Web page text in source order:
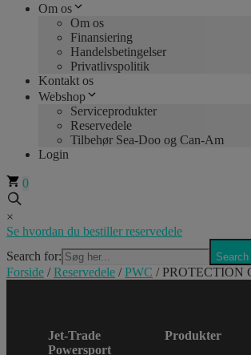
Om os
Om os
Finansiering
Handelsbetingelser
Privatlivspolitik
Kontakt os
Webshop
Serviceprodukter
Reservedele
Tilbehør Sea-Doo og Can-Am
Login
0
×
Se hvordan du bestiller reservedele
Search for:
Forside /Reservedele /PWC / PROTECTION
Jet-Trade
Powersport
Produkter